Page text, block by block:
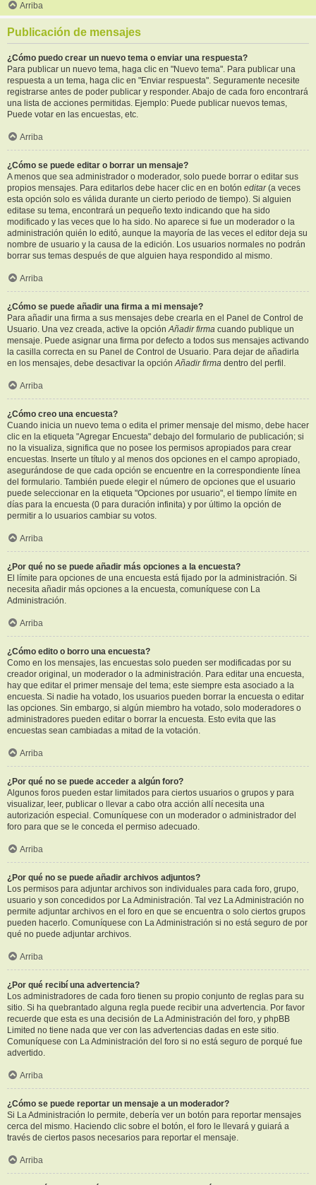
Arriba
Publicación de mensajes
¿Cómo puedo crear un nuevo tema o enviar una respuesta?
Para publicar un nuevo tema, haga clic en "Nuevo tema". Para publicar una
respuesta a un tema, haga clic en "Enviar respuesta". Seguramente necesite
registrarse antes de poder publicar y responder. Abajo de cada foro encontrará
una lista de acciones permitidas. Ejemplo: Puede publicar nuevos temas,
Puede votar en las encuestas, etc.
Arriba
¿Cómo se puede editar o borrar un mensaje?
A menos que sea administrador o moderador, solo puede borrar o editar sus
propios mensajes. Para editarlos debe hacer clic en en botón editar(a veces
esta opción solo es válida durante un cierto periodo de tiempo). Si alguien
editase su tema, encontrará un pequeño texto indicando que ha sido
modificado y las veces que lo ha sido. No aparece si fue un moderador o la
administración quién lo editó, aunque la mayoría de las veces el editor deja su
nombre de usuario y la causa de la edición. Los usuarios normales no podrán
borrar sus temas después de que alguien haya respondido al mismo.
Arriba
¿Cómo se puede añadir una firma a mi mensaje?
Para añadir una firma a sus mensajes debe crearla en el Panel de Control de
Usuario. Una vez creada, active la opciónAñadir firma cuando publique un
mensaje. Puede asignar una firma por defecto a todos sus mensajes activando
la casilla correcta en su Panel de Control de Usuario. Para dejar de añadirla
en los mensajes, debe desactivar la opciónAñadir firma dentro del perfil.
Arriba
¿Cómo creo una encuesta?
Cuando inicia un nuevo tema o edita el primer mensaje del mismo, debe hacer
clic en la etiqueta "Agregar Encuesta" debajo del formulario de publicación; si
no la visualiza, significa que no posee los permisos apropiados para crear
encuestas. Inserte un título y al menos dos opciones en el campo apropiado,
asegurándose de que cada opción se encuentre en la correspondiente línea
del formulario. También puede elegir el número de opciones que el usuario
puede seleccionar en la etiqueta "Opciones por usuario", el tiempo límite en
días para la encuesta (0 para duración infinita) y por último la opción de
permitir a lo usuarios cambiar su votos.
Arriba
¿Por qué no se puede añadir más opciones a la encuesta?
El límite para opciones de una encuesta está fijado por la administración. Si
necesita añadir más opciones a la encuesta, comuníquese con La
Administración.
Arriba
¿Cómo edito o borro una encuesta?
Como en los mensajes, las encuestas solo pueden ser modificadas por su
creador original, un moderador o la administración. Para editar una encuesta,
hay que editar el primer mensaje del tema; este siempre esta asociado a la
encuesta. Si nadie ha votado, los usuarios pueden borrar la encuesta o editar
las opciones. Sin embargo, si algún miembro ha votado, solo moderadores o
administradores pueden editar o borrar la encuesta. Esto evita que las
encuestas sean cambiadas a mitad de la votación.
Arriba
¿Por qué no se puede acceder a algún foro?
Algunos foros pueden estar limitados para ciertos usuarios o grupos y para
visualizar, leer, publicar o llevar a cabo otra acción allí necesita una
autorización especial. Comuníquese con un moderador o administrador del
foro para que se le conceda el permiso adecuado.
Arriba
¿Por qué no se puede añadir archivos adjuntos?
Los permisos para adjuntar archivos son individuales para cada foro, grupo,
usuario y son concedidos por La Administración. Tal vez La Administración no
permite adjuntar archivos en el foro en que se encuentra o solo ciertos grupos
pueden hacerlo. Comuníquese con La Administración si no está seguro de por
qué no puede adjuntar archivos.
Arriba
¿Por qué recibí una advertencia?
Los administradores de cada foro tienen su propio conjunto de reglas para su
sitio. Si ha quebrantado alguna regla puede recibir una advertencia. Por favor
recuerde que esta es una decisión de La Administración del foro, y phpBB
Limited no tiene nada que ver con las advertencias dadas en este sitio.
Comuníquese con La Administración del foro si no está seguro de porqué fue
advertido.
Arriba
¿Cómo se puede reportar un mensaje a un moderador?
Si La Administración lo permite, debería ver un botón para reportar mensajes
cerca del mismo. Haciendo clic sobre el botón, el foro le llevará y guiará a
través de ciertos pasos necesarios para reportar el mensaje.
Arriba